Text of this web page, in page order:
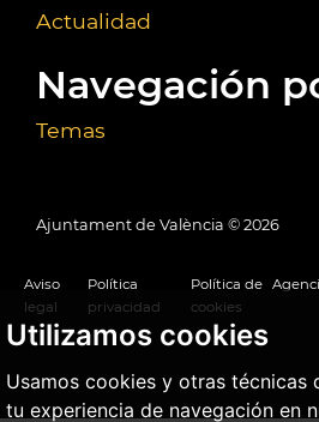
Utilizamos cookies
Usamos cookies y otras técnicas
tu experiencia de navegación en
Actualidad
Navegación
Temas
Ajuntament de València © 2026
Aviso
legal
Política
privacidad
Política de
cookies